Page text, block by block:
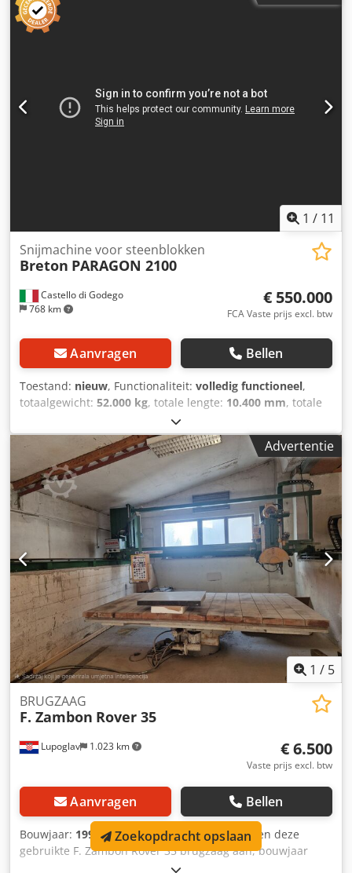
1 / 11
Castello di Godego
768 km
Snijmachine voor steenblokken
Breton PARAGON 2100
€ 550.000
FCA Vaste prijs excl. btw
Aanvragen Bellen
Toestand: nieuw, Functionaliteit: volledig functioneel,
totaalgewicht: 52.000 kg, totale lengte: 10.400 mm, totale
, werkstuklengte (max.):
werkstukhoogte (max.):2.200 mm, Breton Paragon is de
multidiamantdraadafkortmachine voor het zagen van
marmer- of granietblokken en het snijden van platen met
geringe dikte. Multidiamantdraadzaagmachine voor het
snijden van platen met een dikte van 20 of 30 mm. Djdpfx
Ajxdh Rcoqiokr De structurele robuustheid in combinatie
met het karakteristieke driehoeksysteem maakt het zagen
van marmer- en granietblokken voor de productie van
platen in verschillende diktes mogelijk. Prijs vanaf €
500.000.
Advertentie
1 / 5
Lupoglav 1.023 km
BRUGZAAG
F. Zambon Rover 35
€ 6.500
Vaste prijs excl. btw
Aanvragen Bellen
Bouwjaar: 1994 , Toestand:gebruikt, Wij bieden deze
gebruikte F. Zambon Rover 35 brugzaag aan, bouwjaar
1994. Fabrikant: F. Zambon Model: Rover 35 Bouwjaar:
Zoekopdracht opslaan